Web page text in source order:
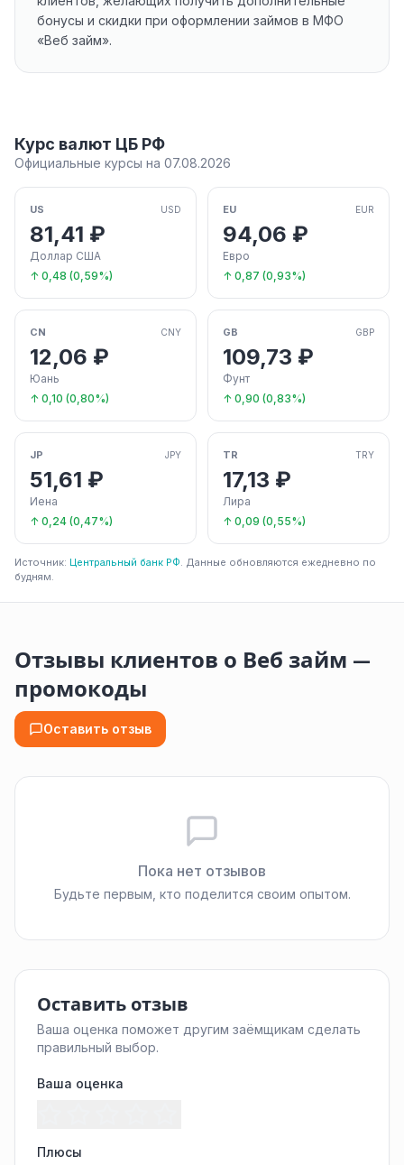
бонусы и скидки при оформлении займов в МФО
«Веб займ».
Курс валют ЦБ РФ
Официальные курсы на 07.08.2026
US USD
81,41 ₽
Доллар США
↑ 0,48 (0,59%)
EU EUR
94,06 ₽
Евро
↑ 0,87 (0,93%)
CN CNY
12,06 ₽
Юань
↑ 0,10 (0,80%)
GB GBP
109,73 ₽
Фунт
↑ 0,90 (0,83%)
JP JPY
51,61 ₽
Иена
↑ 0,24 (0,47%)
TR TRY
17,13 ₽
Лира
↑ 0,09 (0,55%)
Источник: Центральный банк РФ. Данные обновляются ежедневно по
будням.
Отзывы клиентов о Веб займ —
промокоды
Оставить отзыв
Пока нет отзывов
Будьте первым, кто поделится своим опытом.
Оставить отзыв
Ваша оценка поможет другим заёмщикам сделать
правильный выбор.
Ваша оценка
Плюсы